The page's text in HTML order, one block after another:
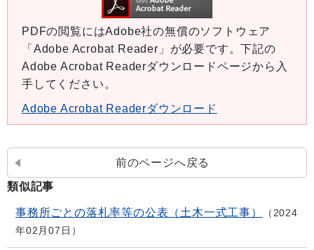
PDFの閲覧にはAdobe社の無償のソフトウェア
「Adobe Acrobat Reader」が必要です。下記の
Adobe Acrobat Readerダウンロードページから入
手してください。
Adobe Acrobat Readerダウンロード
前のページへ戻る
類似記事
事務所ごとの落札率等の公表（土木一式工事）
2024
年02月07日